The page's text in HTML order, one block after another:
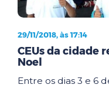
29/11/2018, às 17:14
CEUs da cidade
Noel
Entre os dias 3 e 6